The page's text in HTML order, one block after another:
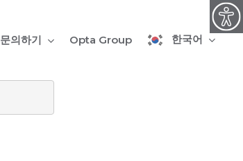
문의하기 Opta Group 한국어